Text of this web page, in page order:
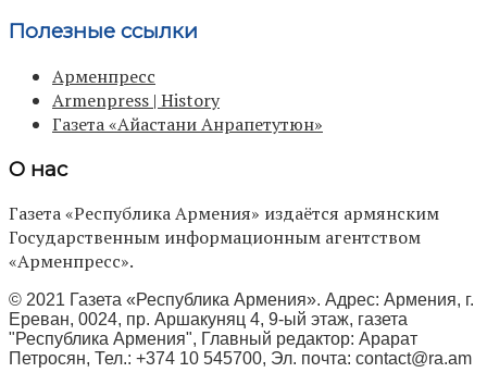
Полезные ссылки
Арменпресс
Armenpress | History
Газета «Айастани Анрапетутюн»
О нас
Газета «Республика Армения» издаётся армянским
Государственным информационным агентством
«Арменпресс».
© 2021 Газета «Республика Армения». Адрес: Армения, г.
Ереван, 0024, пр. Аршакуняц 4, 9-ый этаж, газета
"Республика Армения", Главный редактор: Арарат
Петросян, Тел.: +374 10 545700, Эл. почта: contact@ra.am